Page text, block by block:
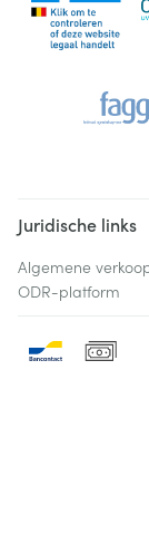
Juridische links
Algemene
ODR-platform